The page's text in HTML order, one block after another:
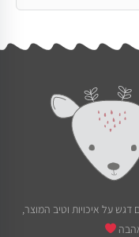
על איכויות וטיב המוצר,